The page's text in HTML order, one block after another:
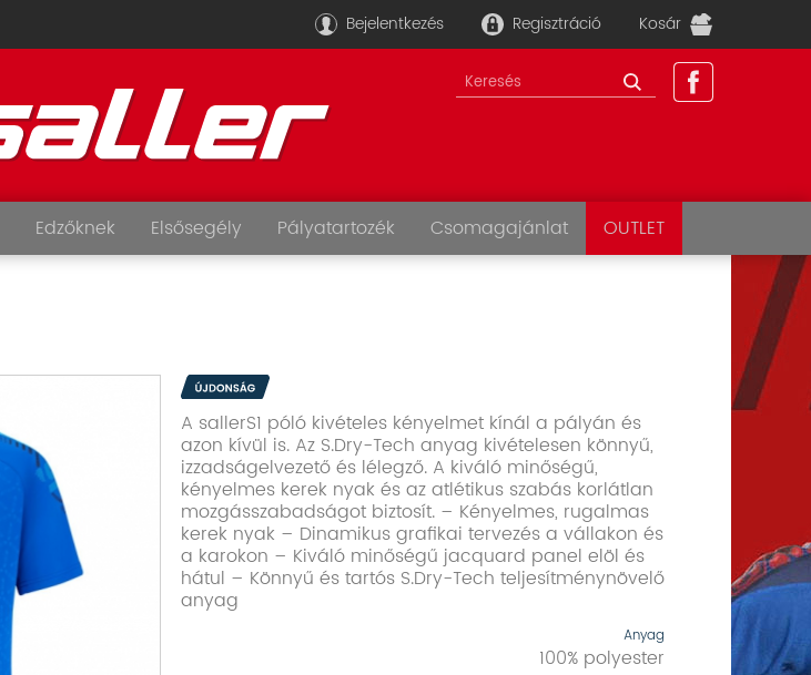
Bejelentkezés Regisztráció Kosár
Edzőknek Elsősegély Pályatartozék Csomagajánlat OUTLET
A sallerS1 póló kivételes kényelmet kínál a pályán és
azon kívül is. Az S.Dry-Tech anyag kivételesen könnyű,
izzadságelvezető és lélegző. A kiváló minőségű,
kényelmes kerek nyak és az atlétikus szabás korlátlan
mozgásszabadságot biztosít. – Kényelmes, rugalmas
kerek nyak – Dinamikus grafikai tervezés a vállakon és
a karokon – Kiváló minőségű jacquard panel elöl és
hátul – Könnyű és tartós S.Dry-Tech teljesítménynövelő
anyag
Anyag
100% polyester